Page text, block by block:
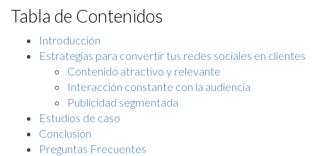
Tabla de Contenidos
Introducción
Estrategias para convertir tus redes sociales en clientes
Contenido atractivo y relevante
Interacción constante con la audiencia
Publicidad segmentada
Estudios de caso
Conclusión
Preguntas Frecuentes